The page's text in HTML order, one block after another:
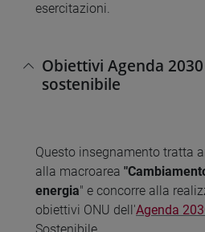
esercitazioni.
Obiettivi Agenda
sostenibile
Questo insegnamento tratta
alla macroarea
energia" e concorre alla
obiettivi ONU dell'Agenda